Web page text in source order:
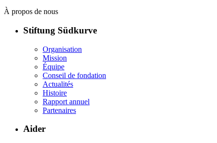
À propos de nous
Stiftung Südkurve
Organisation
Mission
Équipe
Conseil de fondation
Actualités
Histoire
Rapport annuel
Partenaires
Aider